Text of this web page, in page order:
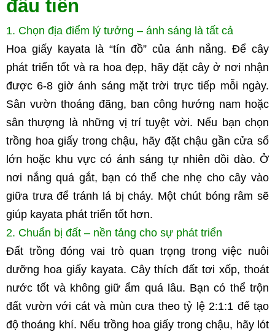
đầu tiên
1. Chọn địa điểm lý tưởng – ánh sáng là tất cả
Hoa giấy kayata là “tín đồ” của ánh nắng. Để cây
phát triển tốt và ra hoa đẹp, hãy đặt cây ở nơi nhận
được 6-8 giờ ánh sáng mặt trời trực tiếp mỗi ngày.
Sân vườn thoáng đãng, ban công hướng nam hoặc
sân thượng là những vị trí tuyệt vời. Nếu bạn chọn
trồng hoa giấy trong chậu, hãy đặt chậu gần cửa sổ
lớn hoặc khu vực có ánh sáng tự nhiên dồi dào. Ở
nơi nắng quá gắt, bạn có thể che nhẹ cho cây vào
giữa trưa để tránh lá bị cháy. Một chút bóng râm sẽ
giúp kayata phát triển tốt hơn.
2. Chuẩn bị đất – nền tảng cho sự phát triển
Đất trồng đóng vai trò quan trọng trong việc nuôi
dưỡng hoa giấy kayata. Cây thích đất tơi xốp, thoát
nước tốt và không giữ ẩm quá lâu. Bạn có thể trộn
đất vườn với cát và mùn cưa theo tỷ lệ 2:1:1 để tạo
độ thoáng khí. Nếu trồng hoa giấy trong chậu, hãy lót